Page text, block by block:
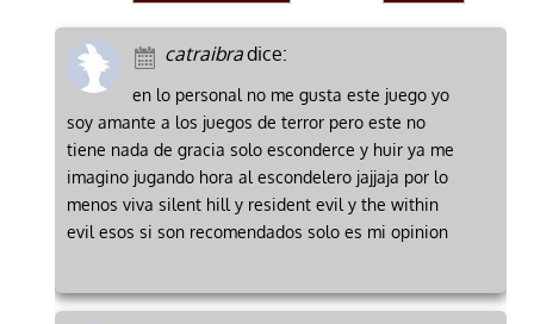
catraibradice:
en lo personal no me gusta este juego yo
soy amante a los juegos de terror pero este no
tiene nada de gracia solo esconderce y huir ya me
imagino jugando hora al escondelero jajjaja por lo
menos viva silent hill y resident evil y the within
evil esos si son recomendados solo es mi opinion